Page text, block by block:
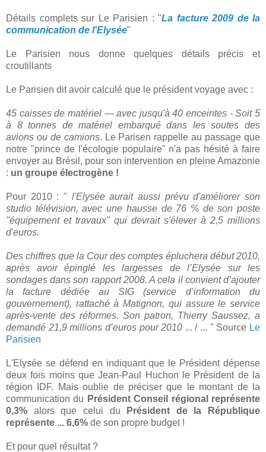
Détails complets sur Le Parisien : "La facture 2009 de la
communication de l'Elysée"
Le Parisien nous donne quelques détails précis et
croutillants
Le Parisien dit avoir calculé que le président voyage avec :
45 caisses de matériel — avec jusqu'à 40 enceintes - Soit 5
à 8 tonnes de matériel embarqué dans les soutes des
avions ou de camions. Le Parisen rappelle au passage que
notre "prince de l'écologie populaire" n'a pas hésité à faire
envoyer au Brésil, pour son intervention en pleine Amazonie
: un groupe électrogène !
Pour 2010 : " l'Elysée aurait aussi prévu d'améliorer son
studio télévision, avec une hausse de 76 % de son poste
"équipement et travaux" qui devrait s'élever à 2,5 millions
d'euros.
Des chiffres que la Cour des comptes épluchera début 2010,
après avoir épinglé les largesses de l’Elysée sur les
sondages dans son rapport 2008. A cela il convient d’ajouter
la facture dédiée au SIG (service d’information du
gouvernement), rattaché à Matignon, qui assure le service
après-vente des réformes. Son patron, Thierry Saussez, a
demandé 21,9 millions d’euros pour 2010 ... / ... " Source Le
Parisien
L'Elysée se défend en indiquant que le Président dépense
deux fois moins que Jean-Paul Huchon le Président de la
région IDF. Mais oublie de préciser que le montant de la
communication du Président Conseil régional représente
0,3% alors que celui du
Président de la République
représente ... 6,6% de son propre budget !
Et pour quel résultat ?